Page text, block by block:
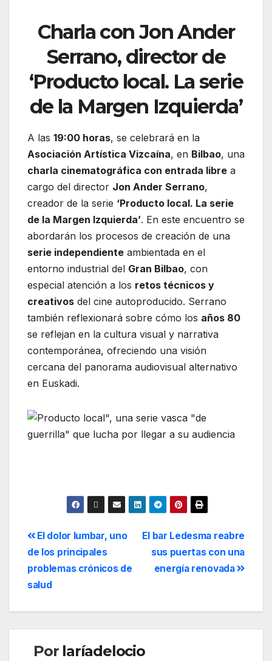
Charla con Jon Ander
Serrano, director de
‘Producto local. La serie
de la Margen Izquierda’
A las 19:00 horas, se celebrará en la
Asociación Artística Vizcaína, en Bilbao, una
charla cinematográfica con entrada libre a
cargo del director Jon Ander Serrano,
creador de la serie ‘Producto local. La serie
de la Margen Izquierda’. En este encuentro se
abordarán los procesos de creación de una
serie independiente ambientada en el
entorno industrial del Gran Bilbao, con
especial atención a los retos técnicos y
creativos del cine autoproducido. Serrano
también reflexionará sobre cómo los años 80
se reflejan en la cultura visual y narrativa
contemporánea, ofreciendo una visión
cercana del panorama audiovisual alternativo
en Euskadi.
El bar Ledesma reabre
sus puertas con una
energía renovada
El dolor lumbar, uno
de los principales
problemas crónicos de
salud
Por laríadelocio